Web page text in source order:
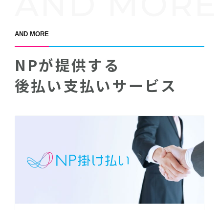
AND MORE
NPが提供する
後払い支払いサービス